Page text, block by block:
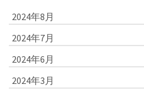
2024年8月
2024年7月
2024年6月
2024年3月